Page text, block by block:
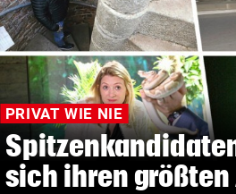
PRIVAT WIE NIE
sich ihren größten